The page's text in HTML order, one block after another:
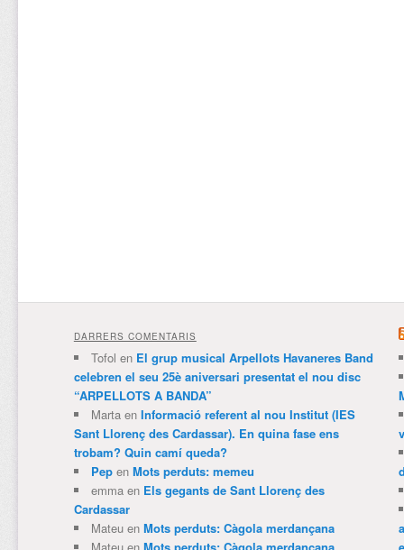
DARRERS COMENTARIS
Tofol en El grup musical Arpellots Havaneres Band
celebren el seu 25è aniversari presentat el nou disc
“ARPELLOTS A BANDA”
Martaen Informació referent al nou Institut (IES
Sant Llorenç des Cardassar). En quina fase ens
trobam? Quin camí queda?
Pepen Mots perduts: memeu
emmaen Els gegants de Sant Llorenç des
Cardassar
Mateuen Mots perduts: Càgola merdançana